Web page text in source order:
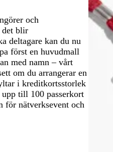
och
det blir
deltagare kan du nu
först en huvudmall
med namn – vårt
om du arrangerar en
i kreditkortsstorlek
till 100 passerkort
för nätverksevent och